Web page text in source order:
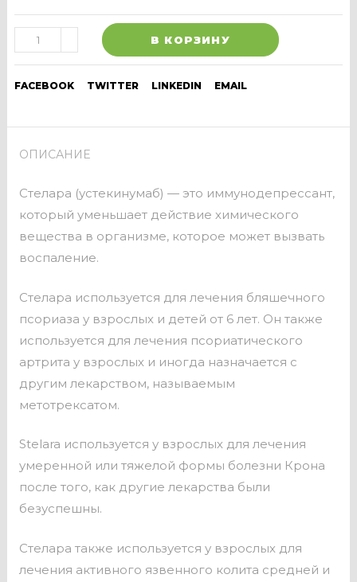
В КОРЗИНУ
FACEBOOK TWITTER LINKEDIN EMAIL
ОПИСАНИЕ
Стелара (устекинумаб) — это иммунодепрессант,
который уменьшает действие химического
вещества в организме, которое может вызвать
воспаление.
Стелара используется для лечения бляшечного
псориаза у взрослых и детей от 6 лет. Он также
используется для лечения псориатического
артрита у взрослых и иногда назначается с
другим лекарством, называемым
метотрексатом.
Stelara используется у взрослых для лечения
умеренной или тяжелой формы болезни Крона
после того, как другие лекарства были
безуспешны.
Стелара также используется у взрослых для
лечения активного язвенного колита средней и